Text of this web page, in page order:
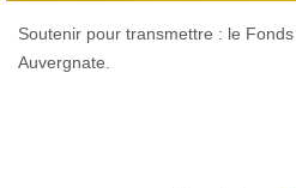
Soutenir pour transmettre : le
Auvergnate.